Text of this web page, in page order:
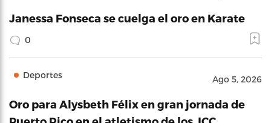
Janessa Fonseca se cuelga el oro en Karate
0
Deportes Ago 5, 2026
Oro para Alysbeth Félix en gran jornada de